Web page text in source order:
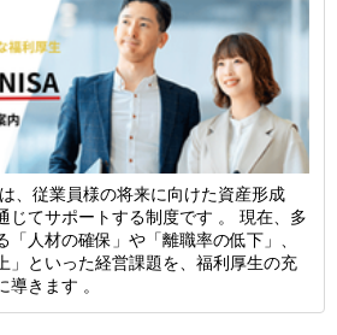
、従業員様の将来に向けた資産形成
じてサポートする制度です 。 現在、多
「人材の確保」や「離職率の低下」、
」といった経営課題を、福利厚生の充
きます 。